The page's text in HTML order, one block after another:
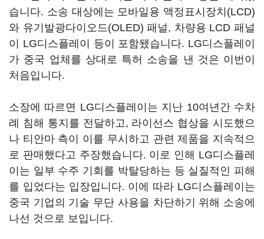
습니다. 소송 대상에는 모바일용 액정표시장치(LCD)
와 유기발광다이오드(OLED) 패널, 차량용 LCD 패널
이 LG디스플레이 등이 포함됐습니다. LG디스플레이
가 중국 업체를 상대로 특허 소송을 낸 것은 이번이
처음입니다.
소장에 따르면 LG디스플레이는 지난 10여년간 수차
례 침해 통지를 전달하고, 라이선스 협상을 시도했으
나 티안마 측이 이를 무시하고 관련 제품을 지속적으
로 판매했다고 주장했습니다. 이로 인해 LG디스플레
이는 일부 수주 기회를 박탈당하는 등 실질적인 피해
를 입었다는 입장입니다. 이에 따라 LG디스플레이는
중국 기업의 기술 무단 사용을 차단하기 위해 소송에
나선 것으로 보입니다.